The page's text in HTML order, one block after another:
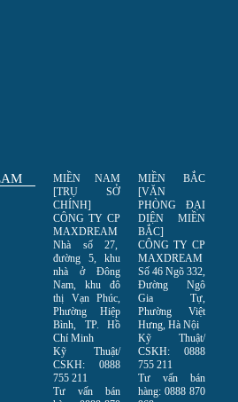
MIỀN NAM
[TRỤ SỞ
CHÍNH]
CÔNG TY CP
MAXDREAM
Nhà số 27,
đường 5, khu
nhà ở Đông
Nam, khu đô
thị Vạn Phúc,
Phường Hiệp
Bình, TP. Hồ
Chí Minh
Kỹ Thuật/
CSKH: 0888
755 211
Tư vấn bán
MIỀN BẮC
[VĂN
PHÒNG ĐẠI
DIỆN MIỀN
BẮC]
CÔNG TY CP
MAXDREAM
Số 46 Ngõ 332,
Đường Ngô
Gia Tự,
Phường Việt
Hưng, Hà Nội
Kỹ Thuật/
CSKH: 0888
755 211
Tư vấn bán
hàng: 0888 870